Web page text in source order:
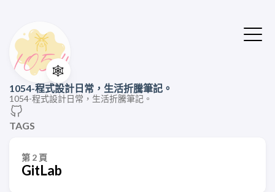
🕸️
1054-程式設計日常，生活折騰筆記。
1054-程式設計日常，生活折騰筆記。
TAGS
第 2 頁
GitLab